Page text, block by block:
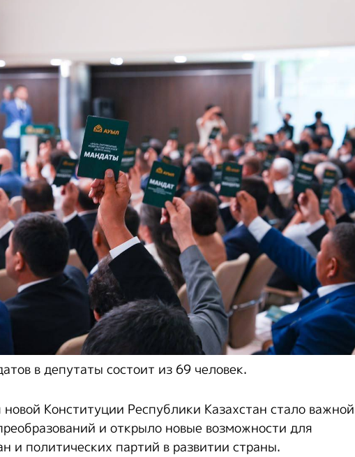
в депутаты состоит из 69 человек.
Конституции Республики Казахстан стало важной
и открыло новые возможности для
и политических партий в развитии страны.